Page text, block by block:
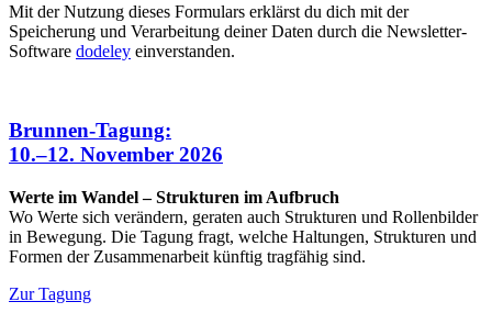
Mit der Nutzung dieses Formulars erklärst du dich mit der
Speicherung und Verarbeitung deiner Daten durch die Newsletter-
Software dodeley einverstanden.
Brunnen-Tagung:
10.–12. November 2026
Werte im Wandel – Strukturen im Aufbruch
Wo Werte sich verändern, geraten auch Strukturen und Rollenbilder
in Bewegung. Die Tagung fragt, welche Haltungen, Strukturen und
Formen der Zusammenarbeit künftig tragfähig sind.
Zur Tagung